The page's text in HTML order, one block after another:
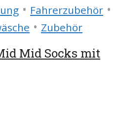
• Fahrerzubehör •
• Zubehör
Mid Socks mit